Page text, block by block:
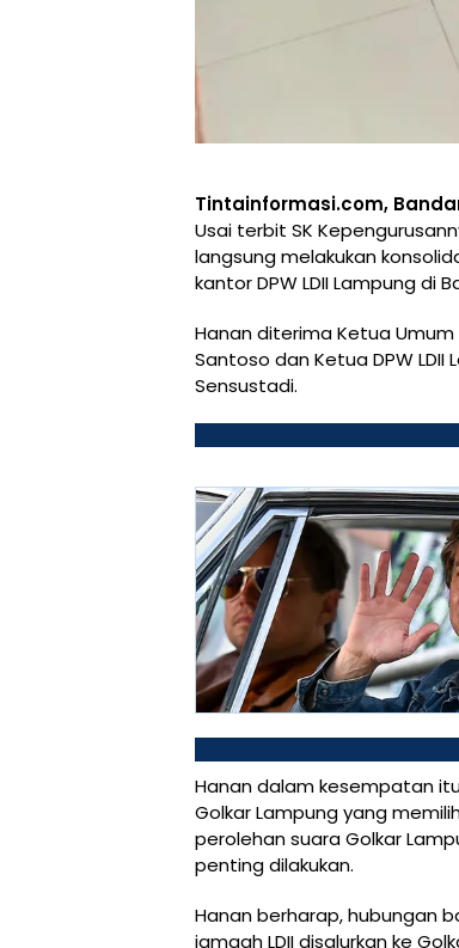
Tintainformasi.com,
Usai terbit SK
langsung melakukan
kantor DPW LDII Lampung di
Hanan diterima Ketua Umum
Santoso dan Ketua DPW
Sensustadi.
Hanan dalam kesempatan
Golkar Lampung yang
perolehan suara Golkar
penting dilakukan.
Hanan berharap, hubungan
jamaah LDII disalurkan ke